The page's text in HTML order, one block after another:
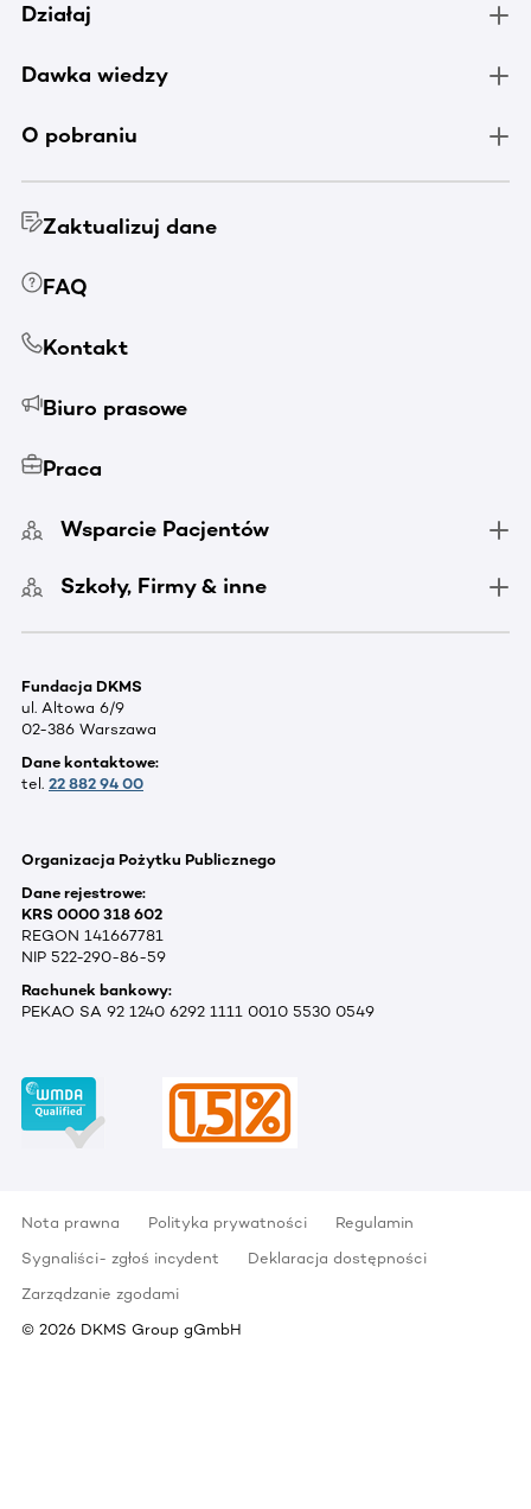
Działaj
Dawka wiedzy
O pobraniu
Zaktualizuj dane
FAQ
Kontakt
Biuro prasowe
Praca
Wsparcie Pacjentów
Szkoły, Firmy & inne
Fundacja DKMS
ul. Altowa 6/9
02-386 Warszawa
Dane kontaktowe:
tel. 22 882 94 00
Organizacja Pożytku Publicznego
Dane rejestrowe:
KRS 0000 318 602
REGON 141667781
NIP 522-290-86-59
Rachunek bankowy:
PEKAO SA 92 1240 6292 1111 0010 5530 0549
Nota prawna Polityka prywatności
Regulamin
Sygnaliści- zgłoś incydent
Deklaracja dostępności
Zarządzanie zgodami
© 2026 DKMS Group gGmbH